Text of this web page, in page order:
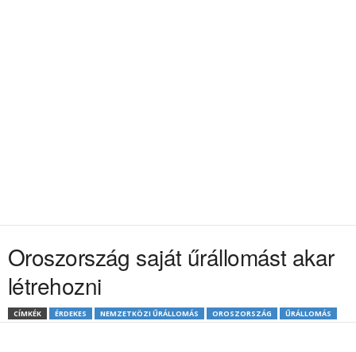
Oroszország saját űrállomást akar
létrehozni
CÍMKÉK ÉRDEKES NEMZETKÖZI ŰRÁLLOMÁS OROSZORSZÁG ŰRÁLLOMÁS